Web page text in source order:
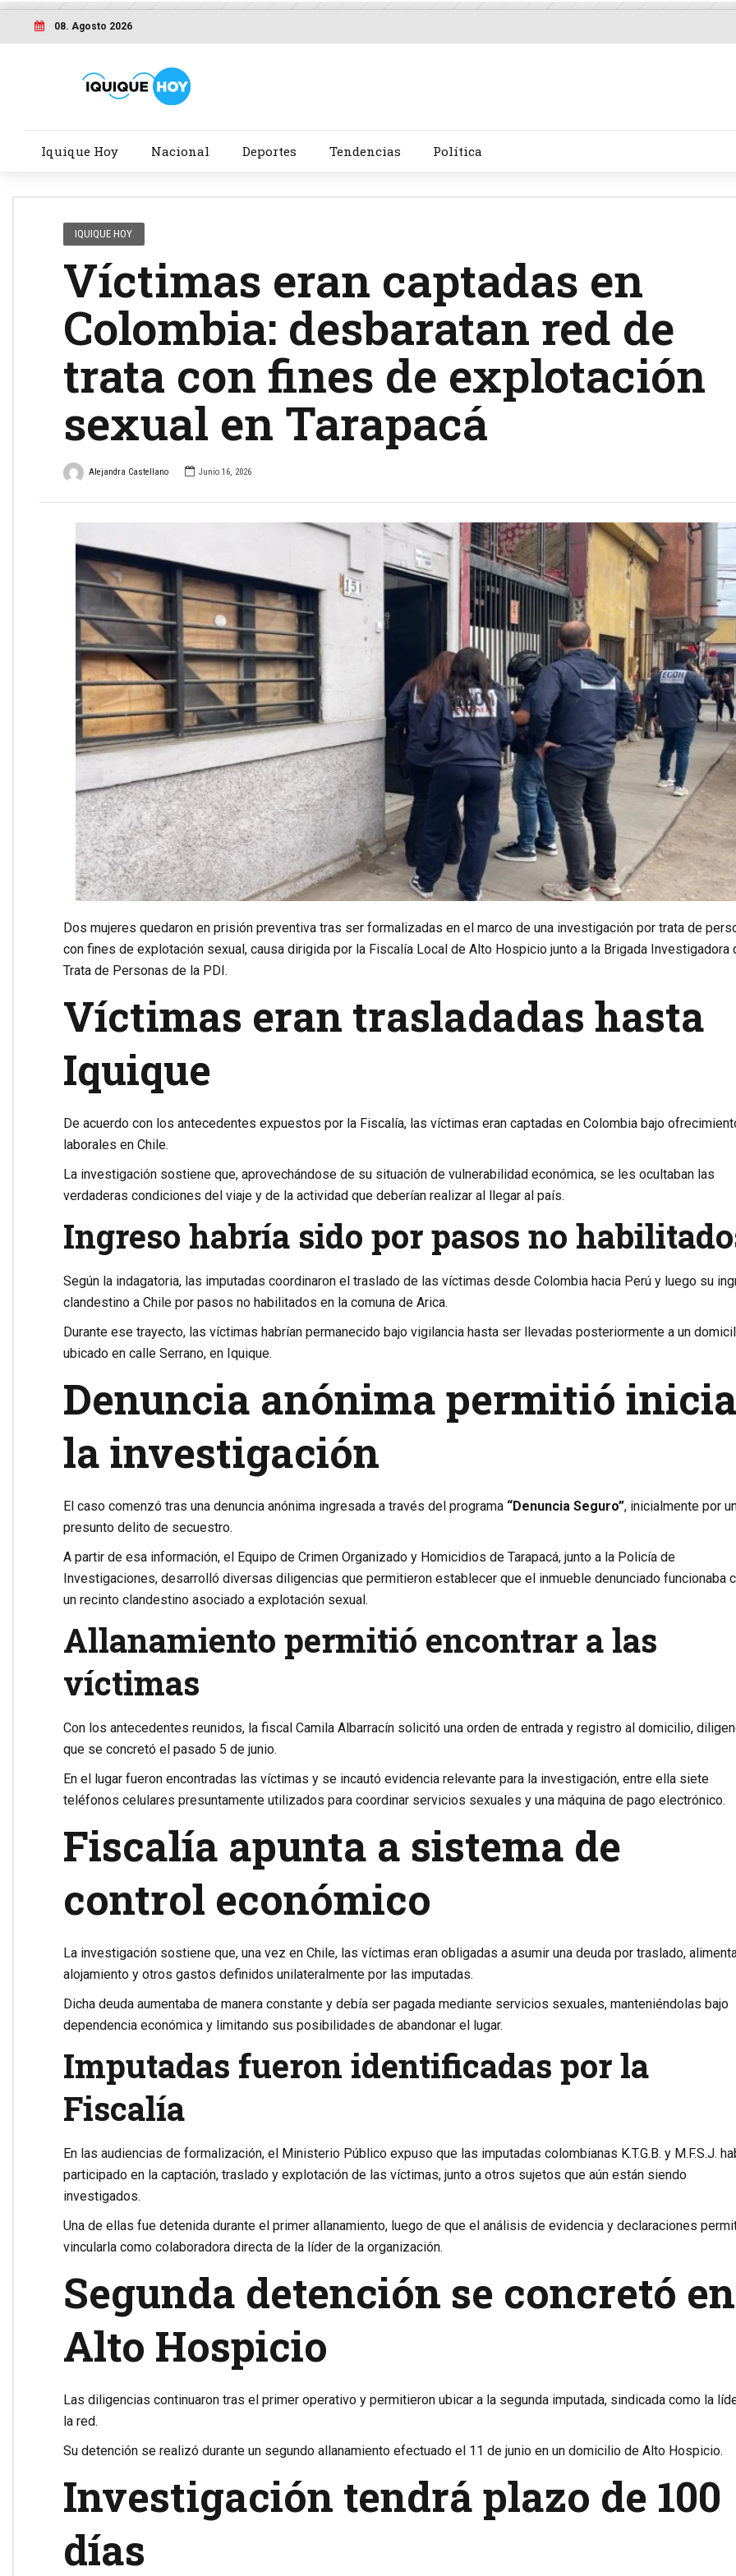
08. Agosto 2026
Iquique Hoy Nacional Deportes Tendencias Política
IQUIQUE HOY
Víctimas eran captadas en
Colombia: desbaratan red de
trata con fines de explotación
sexual en Tarapacá
Alejandra Castellano Junio 16, 2026
Dos mujeres quedaron en prisión preventiva tras ser formalizadas en el marco de una investigación por trata de
con fines de explotación sexual, causa dirigida por la Fiscalía Local de Alto Hospicio junto a la Brigada Investigadora
Trata de Personas de la PDI.
Víctimas eran trasladadas hasta
Iquique
De acuerdo con los antecedentes expuestos por la Fiscalía, las víctimas eran captadas en Colombia bajo
laborales en Chile.
La investigación sostiene que, aprovechándose de su situación de vulnerabilidad económica, se les ocultaban las
verdaderas condiciones del viaje y de la actividad que deberían realizar al llegar al país.
Ingreso habría sido por pasos no
Según la indagatoria, las imputadas coordinaron el traslado de las víctimas desde Colombia hacia Perú y luego su
clandestino a Chile por pasos no habilitados en la comuna de Arica.
Durante ese trayecto, las víctimas habrían permanecido bajo vigilancia hasta ser llevadas posteriormente a un
ubicado en calle Serrano, en Iquique.
Denuncia anónima permitió
la investigación
El caso comenzó tras una denuncia anónima ingresada a través del programa “Denuncia Seguro”, inicialmente por
presunto delito de secuestro.
A partir de esa información, el Equipo de Crimen Organizado y Homicidios de Tarapacá, junto a la Policía de
Investigaciones, desarrolló diversas diligencias que permitieron establecer que el inmueble denunciado funcionaba
un recinto clandestino asociado a explotación sexual.
Allanamiento permitió encontrar a las
víctimas
Con los antecedentes reunidos, la fiscal Camila Albarracín solicitó una orden de entrada y registro al domicilio,
que se concretó el pasado 5 de junio.
En el lugar fueron encontradas las víctimas y se incautó evidencia relevante para la investigación, entre ella siete
teléfonos celulares presuntamente utilizados para coordinar servicios sexuales y una máquina de pago electrónico.
Fiscalía apunta a sistema de
control económico
La investigación sostiene que, una vez en Chile, las víctimas eran obligadas a asumir una deuda por traslado,
alojamiento y otros gastos definidos unilateralmente por las imputadas.
Dicha deuda aumentaba de manera constante y debía ser pagada mediante servicios sexuales, manteniéndolas bajo
dependencia económica y limitando sus posibilidades de abandonar el lugar.
Imputadas fueron identificadas por la
Fiscalía
En las audiencias de formalización, el Ministerio Público expuso que las imputadas colombianas K.T.G.B. y M.F.S.J.
participado en la captación, traslado y explotación de las víctimas, junto a otros sujetos que aún están siendo
investigados.
Una de ellas fue detenida durante el primer allanamiento, luego de que el análisis de evidencia y declaraciones
vincularla como colaboradora directa de la líder de la organización.
Segunda detención se concretó en
Alto Hospicio
Las diligencias continuaron tras el primer operativo y permitieron ubicar a la segunda imputada, sindicada como la
la red.
Su detención se realizó durante un segundo allanamiento efectuado el 11 de junio en un domicilio de Alto Hospicio.
Investigación tendrá plazo de 100
días